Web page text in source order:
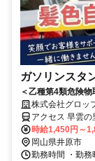
ガソリンスタ
＜乙種第4類危険
み♪髪色・髪型自由
株式会社グロッ
アクセス 早雲
時給1,450円～
岡山県井原市
勤務時間 ・勤